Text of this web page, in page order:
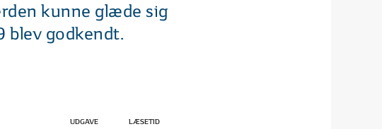
kunne glæde sig
blev godkendt.
UDGAVE LÆSETID